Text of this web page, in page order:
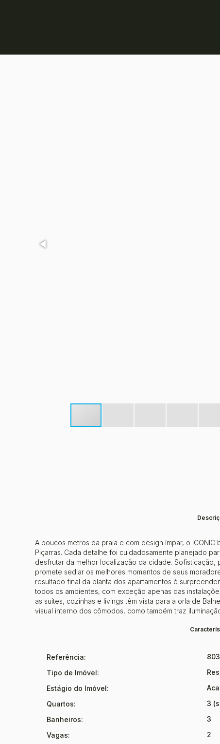
A poucos metros da praia e com design ímpar, o
Piçarras. Cada detalhe foi cuidadosamente planejado
desfrutar da melhor localização da cidade.
promete sediar os melhores momentos de seus
resultado final da planta dos apartamentos é
todos os ambientes, com exceção apenas das
as suítes, cozinhas e livings têm vista para a orla de
visual interno dos cômodos, como também traz
Referência:
Tipo de Imóvel:
Estágio do Imóvel:
Quartos:
3
Banheiros:
3
Vagas:
2